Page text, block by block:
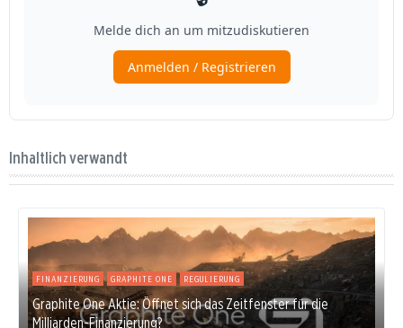
Inhaltlich verwandt
FINANZIERUNG GRAPHITE ONE REGULIERUNG
Graphite One Aktie: Öffnet sich das Zeitfenster für die
Milliarden-Finanzierung?